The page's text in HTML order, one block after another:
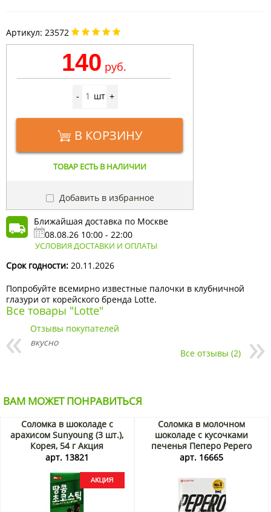
Артикул: 23572
140 руб.
- шт +
В КОРЗИНУ
ТОВАР ЕСТЬ В НАЛИЧИИ
Добавить в избранное
Ближайшая доставка по Москве
08.08.26 10:00 - 22:00
УСЛОВИЯ ДОСТАВКИ И ОПЛАТЫ
Срок годности: 20.11.2026
Попробуйте всемирно известные палочки в клубничной
глазури от корейского бренда Lotte.
Все товары "Lotte"
Отзывы покупателей
вкусно
Все отзывы (2)
ВАМ МОЖЕТ ПОНРАВИТЬСЯ
Соломка в шоколаде с
арахисом Sunyoung (3 шт.),
Корея, 54 г Акция
арт. 13821
Соломка в молочном
шоколаде с кусочками
печенья Пеперо Pepero
White Cookie Lotte, Корея, 32
арт. 16665